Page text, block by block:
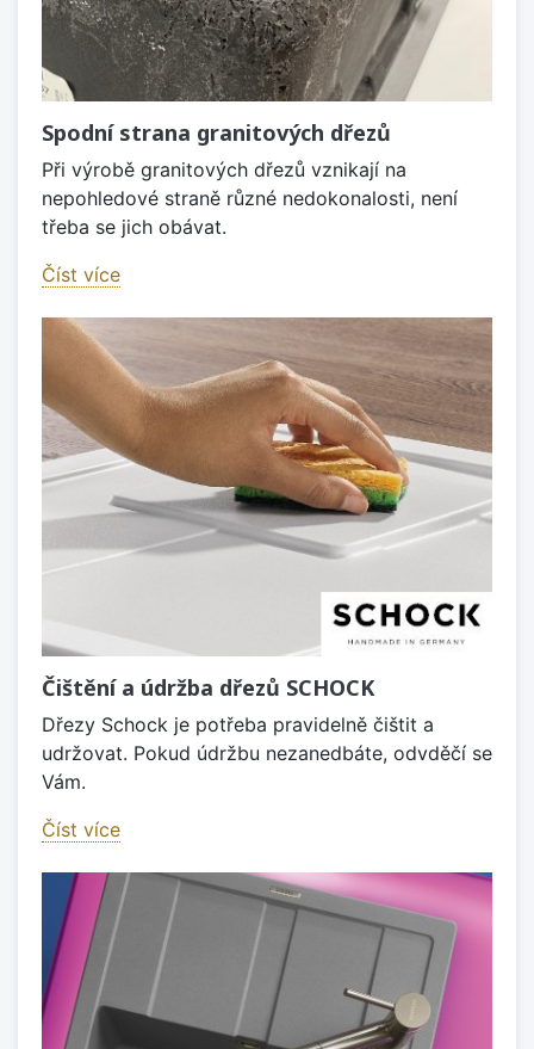
Spodní strana granitových dřezů
Při výrobě granitových dřezů vznikají na
nepohledové straně různé nedokonalosti, není
třeba se jich obávat.
Číst více
Čištění a údržba dřezů SCHOCK
Dřezy Schock je potřeba pravidelně čištit a
udržovat. Pokud údržbu nezanedbáte, odvděčí se
Vám.
Číst více